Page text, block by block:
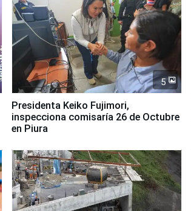
5
Presidenta Keiko Fujimori,
inspecciona comisaría 26 de Octubre
en Piura